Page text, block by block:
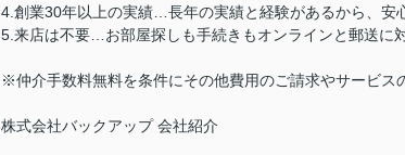
4.創業30年以上の実績…長年の実績と経験があるから、安
5.来店は不要…お部屋探しも手続きもオンラインと郵送に
※仲介手数料無料を条件にその他費用のご請求やサービス
株式会社バックアップ 会社紹介